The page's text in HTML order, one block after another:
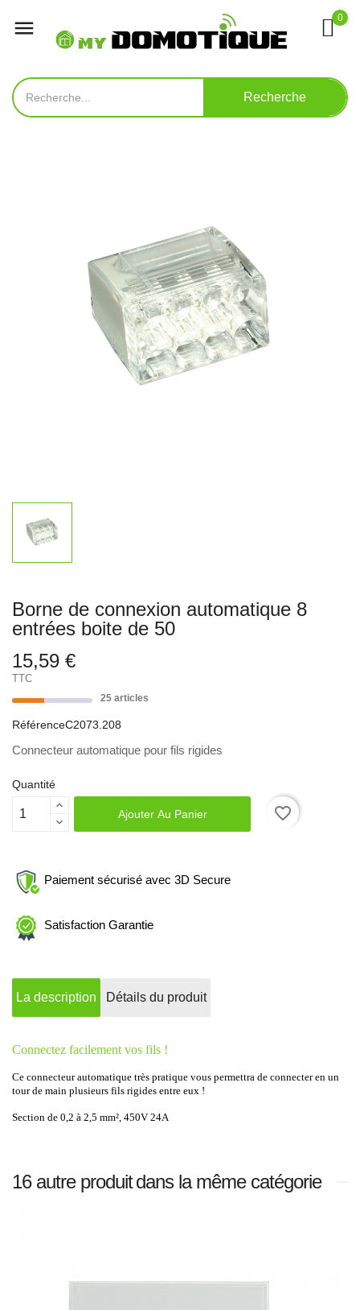
 0
Recherche
Borne de connexion automatique 8
entrées boite de 50
15,59 €
TTC
25 articles
RéférenceC2073.208
Connecteur automatique pour fils rigides
Quantité
Ajouter Au Panier favorite_border
Paiement sécurisé avec 3D Secure
Satisfaction Garantie
La description Détails du produit
Connectez facilement vos fils !
Ce connecteur automatique très pratique vous permettra de connecter en un
tour de main plusieurs fils rigides entre eux !
Section de 0,2 à 2,5 mm², 450V 24A
16 autre produitdans la même catégorie